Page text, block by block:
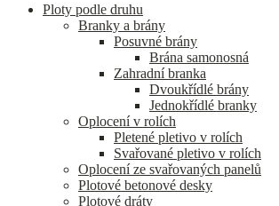
Ploty podle druhu
Branky a brány
Posuvné brány
Brána samonosná
Zahradní branka
Dvoukřídlé brány
Jednokřídlé branky
Oplocení v rolích
Pletené pletivo v rolích
Svařované pletivo v rolích
Oplocení ze svařovaných panelů
Plotové betonové desky
Plotové dráty